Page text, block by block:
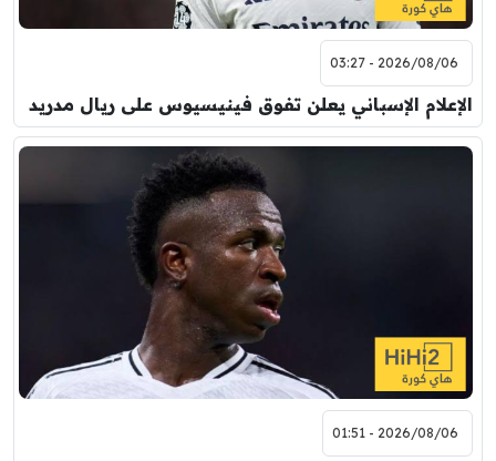
2026/08/06 - 03:27
الإعلام الإسباني يعلن تفوق فينيسيوس على ريال مدريد
2026/08/06 - 01:51